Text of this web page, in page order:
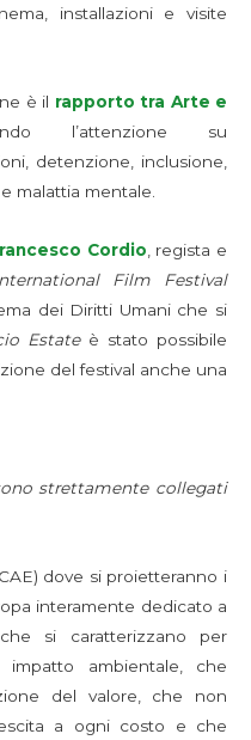
installazioni e visite
è il rapporto tra Arte e
l’attenzione su
detenzione, inclusione,
malattia mentale.
Cordio, regista e
Film Festival
dei Diritti Umani che si
Estateè stato possibile
del festival anche una
strettamente collegati
dove si proietteranno i
interamente dedicato a
si caratterizzano per
ambientale, che
del valore, che non
a ogni costo e che